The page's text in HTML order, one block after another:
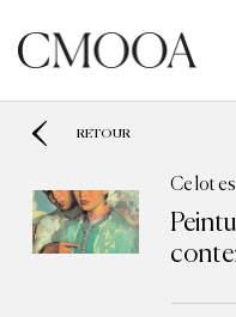
contenu
principal
RETOUR
Ce lot